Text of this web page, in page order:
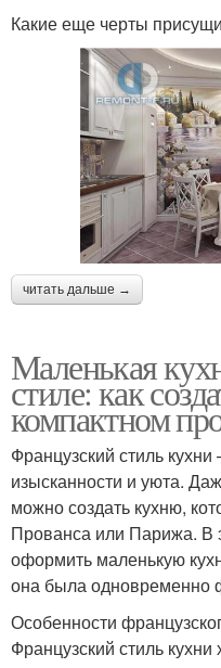
Какие еще черты
читать дальше →
Маленькая
стиле: как
компактном
Французский стиль кухни
изысканности и уюта.
можно создать кухню,
Прованса или Парижа. В
оформить маленькую
она была одновременно
Особенности
Французский стиль кухни